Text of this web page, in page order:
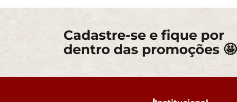
Cadastre-se e fique por
dentro das promoções 🤩